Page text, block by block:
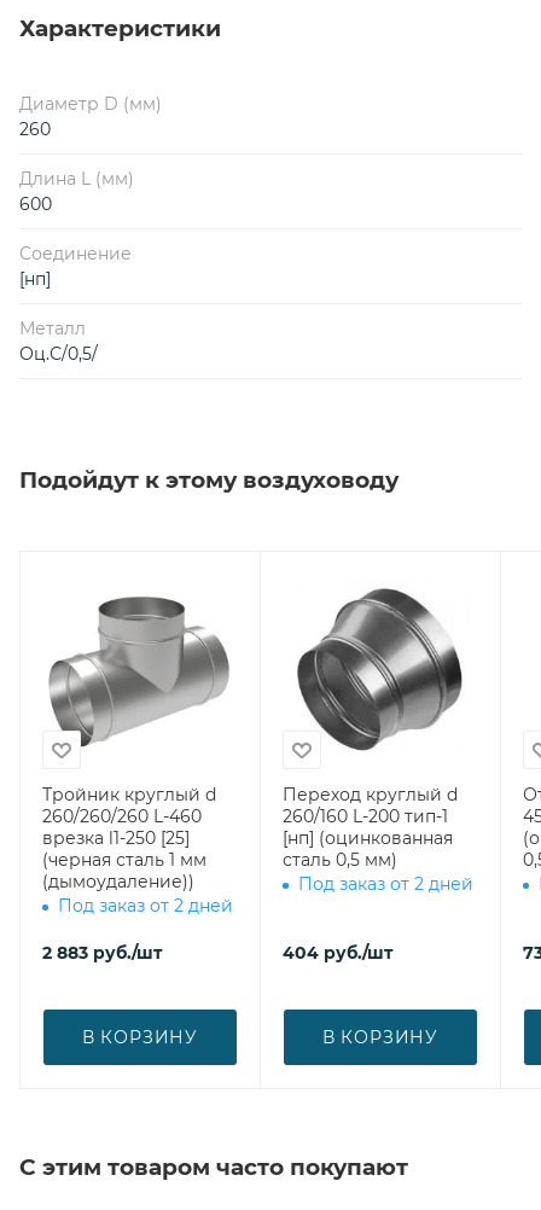
Характеристики
Диаметр D (мм)
260
Длина L (мм)
600
Соединение
[нп]
Металл
Оц.С/0,5/
Подойдут к этому воздуховоду
Тройник круглый d
260/260/260 L-460
врезка l1-250 [25]
(черная сталь 1 мм
(дымоудаление))
Под заказ от 2 дней
2 883 руб./шт
В КОРЗИНУ
Переход круглый d
260/160 L-200 тип-1
[нп] (оцинкованная
сталь 0,5 мм)
Под заказ от 2 дней
404 руб./шт
В КОРЗИНУ
С этим товаром часто покупают